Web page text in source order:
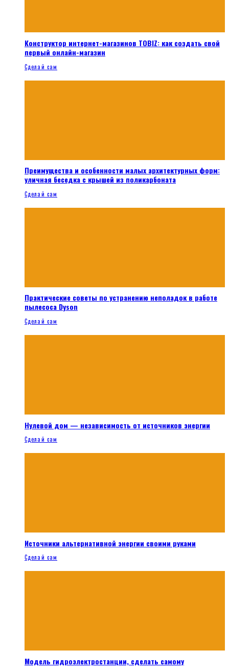
Конструктор интернет-магазинов TOBIZ: как создать свой
первый онлайн-магазин
Сделай сам
Преимущества и особенности малых архитектурных форм:
уличная беседка с крышей из поликарбоната
Сделай сам
Практические советы по устранению неполадок в работе
пылесоса Dyson
Сделай сам
Нулевой дом — независимость от источников энергии
Сделай сам
Источники альтернативной энергии своими руками
Сделай сам
Модель гидроэлектростанции, сделать самому